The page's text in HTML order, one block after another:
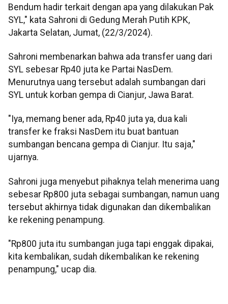
Bendum hadir terkait dengan apa yang dilakukan Pak
SYL," kata Sahroni di Gedung Merah Putih KPK,
Jakarta Selatan, Jumat, (22/3/2024).
Sahroni membenarkan bahwa ada transfer uang dari
SYL sebesar Rp40 juta ke Partai NasDem.
Menurutnya uang tersebut adalah sumbangan dari
SYL untuk korban gempa di Cianjur, Jawa Barat.
"Iya, memang bener ada, Rp40 juta ya, dua kali
transfer ke fraksi NasDem itu buat bantuan
sumbangan bencana gempa di Cianjur. Itu saja,"
ujarnya.
Sahroni juga menyebut pihaknya telah menerima uang
sebesar Rp800 juta sebagai sumbangan, namun uang
tersebut akhirnya tidak digunakan dan dikembalikan
ke rekening penampung.
"Rp800 juta itu sumbangan juga tapi enggak dipakai,
kita kembalikan, sudah dikembalikan ke rekening
penampung," ucap dia.